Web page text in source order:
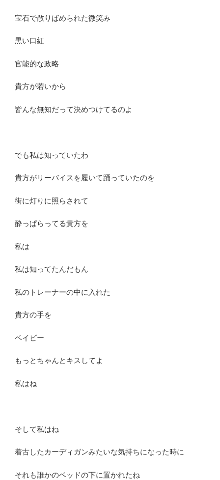
宝石で散りばめられた微笑み
黒い口紅
官能的な政略
貴方が若いから
皆んな無知だって決めつけてるのよ
でも私は知っていたわ
貴方がリーバイスを履いて踊っていたのを
街に灯りに照らされて
酔っぱらってる貴方を
私は
私は知ってたんだもん
私のトレーナーの中に入れた
貴方の手を
ベイビー
もっとちゃんとキスしてよ
私はね
そして私はね
着古したカーディガンみたいな気持ちになった時に
それも誰かのベッドの下に置かれたね